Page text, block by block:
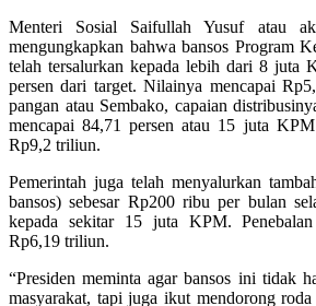
Menteri Sosial Saifullah Yusuf atau
mengungkapkan bahwa bansos Program
telah tersalurkan kepada lebih dari 8 juta
persen dari target. Nilainya mencapai
pangan atau Sembako, capaian
mencapai 84,71 persen atau 15 juta
Rp9,2 triliun.
Pemerintah juga telah menyalurkan
bansos) sebesar Rp200 ribu per bulan
kepada sekitar 15 juta KPM.
Rp6,19 triliun.
“Presiden meminta agar bansos ini tidak
masyarakat, tapi juga ikut mendorong